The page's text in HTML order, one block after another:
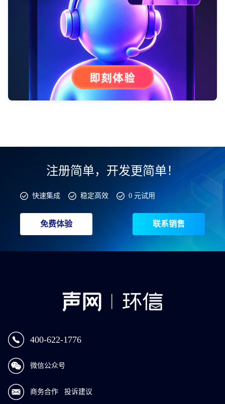
注册简单，开发更简单！
快速集成 稳定高效 0 元试用
免费体验 联系销售
400-622-1776
微信公众号
商务合作 投诉建议